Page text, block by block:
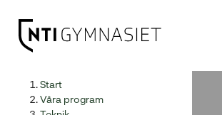
Huvudnavigation
Start
Våra program